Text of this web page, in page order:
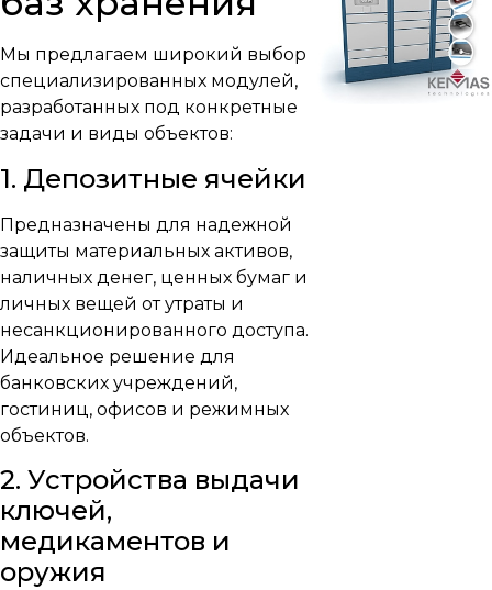
Мы предлагаем широкий выбор
специализированных модулей,
разработанных под конкретные
задачи и виды объектов:
1. Депозитные ячейки
Предназначены для надежной
защиты материальных активов,
наличных денег, ценных бумаг и
личных вещей от утраты и
несанкционированного доступа.
Идеальное решение для
банковских учреждений,
гостиниц, офисов и режимных
объектов.
2. Устройства выдачи
ключей,
медикаментов и
оружия